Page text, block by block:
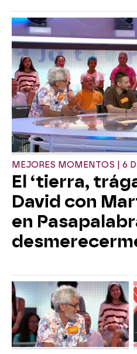
MEJORES MOMENTOS | 6
El ‘tierra,
David con
en